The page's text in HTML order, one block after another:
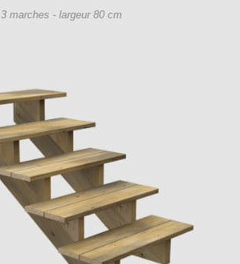
3 marches - largeur 80 cm